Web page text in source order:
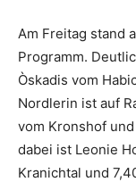
Am Freitag stand
Programm.
Òskadis vom
Nordlerin ist auf
vom Kronshof
dabei ist Leonie
Kranichtal und